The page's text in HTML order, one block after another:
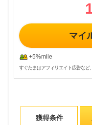
マイ
+5%mile
すぐたまはアフィリエイト広告な
獲得条件